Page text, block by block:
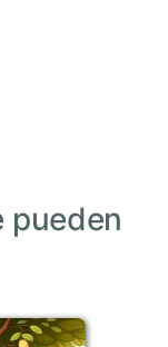
pueden